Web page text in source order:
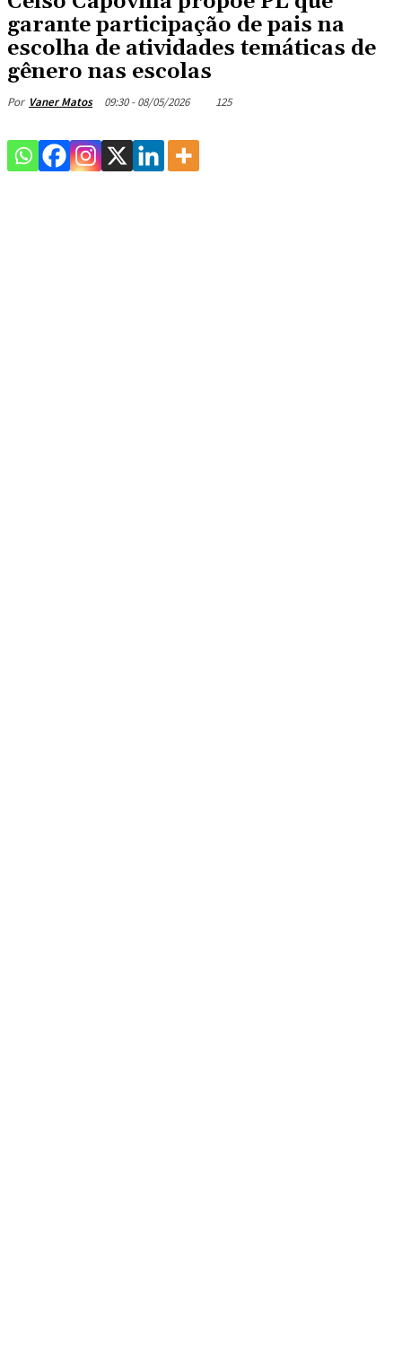
garante participação de pais na
escolha de atividades temáticas de
gênero nas escolas
Por Vaner Matos 09:30 - 08/05/2026 125